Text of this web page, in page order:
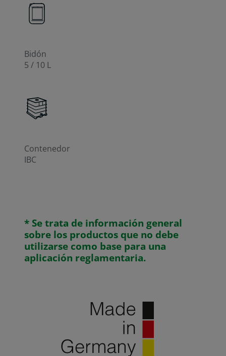
Bidón
5 / 10 L
Contenedor
IBC
* Se trata de información general
sobre los productos que no debe
utilizarse como base para una
aplicación reglamentaria.